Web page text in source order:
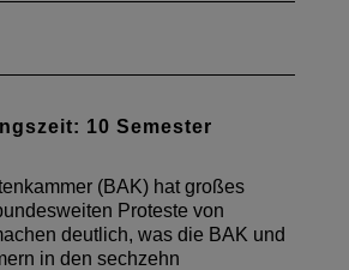
10 Semester
(BAK) hat großes
Proteste von
deutlich, was die BAK und
in den sechzehn